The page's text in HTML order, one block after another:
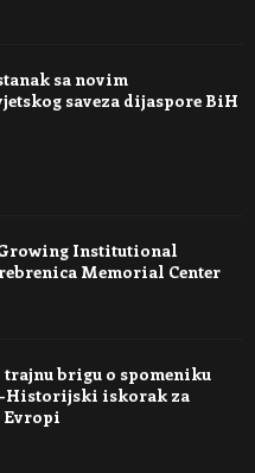
sa novim
saveza dijaspore BiH
Institutional
Memorial Center
trajnu brigu o spomeniku
Historijski iskorak za
Evropi